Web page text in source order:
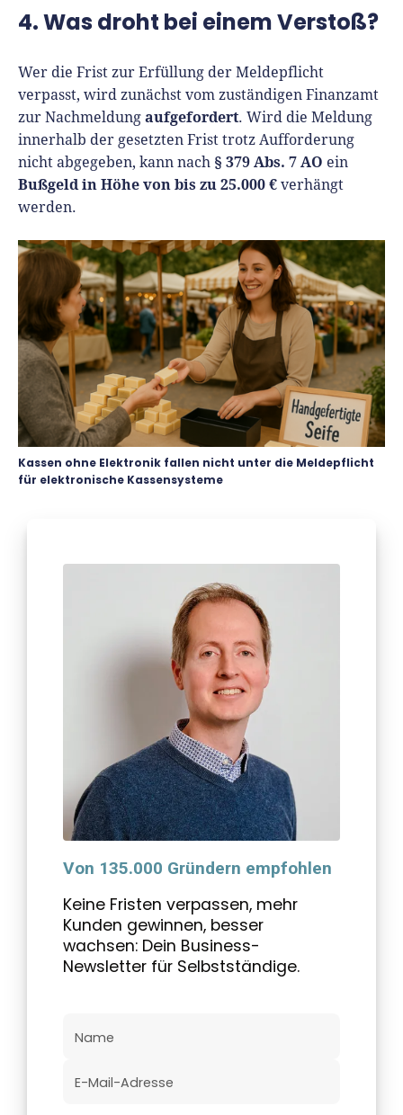
4. Was droht bei einem Verstoß?
Wer die Frist zur Erfüllung der Meldepflicht
verpasst, wird zunächst vom zuständigen Finanzamt
zur Nachmeldung aufgefordert. Wird die Meldung
innerhalb der gesetzten Frist trotz Aufforderung
nicht abgegeben, kann nach § 379 Abs. 7 AO ein
Bußgeld in Höhe von bis zu 25.000 € verhängt
werden.
Kassen ohne Elektronik fallen nicht unter die Meldepflicht
für elektronische Kassensysteme